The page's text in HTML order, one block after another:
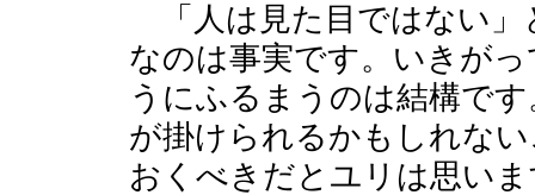
「人は見た目ではない」
なのは事実です。いきが
うにふるまうのは結構で
が掛けられるかもしれな
おくべきだとユリは思い